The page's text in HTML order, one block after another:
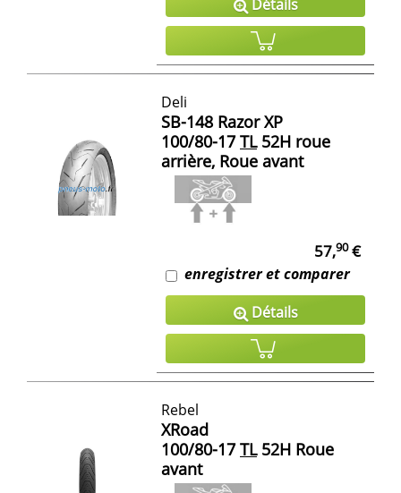
Détails
Deli
SB-148 Razor XP
100/80-17 TL52H roue
arrière, Roue avant
57,90€
enregistrer et comparer
Détails
Rebel
XRoad
100/80-17 TL52H Roue
avant